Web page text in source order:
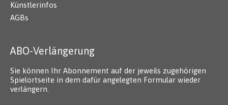
Künstlerinfos
AGBs
ABO-Verlängerung
Sie können Ihr Abonnement auf der jeweils zugehörigen
Spielortseite in dem dafür angelegten Formular wieder
verlängern.